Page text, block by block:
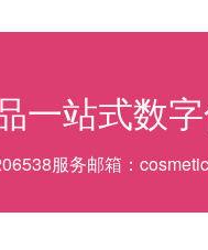
一站式数
服务邮箱：